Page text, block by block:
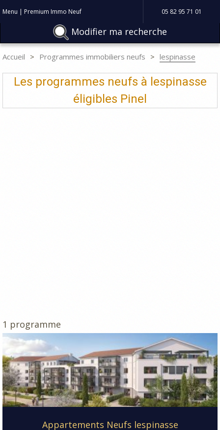
Menu | Premium Immo Neuf 05 82 95 71 01
Modifier ma recherche
Accueil Programmes immobiliers neufs lespinasse
Les programmes neufs à lespinasse
éligibles Pinel
1 programme
Appartements Neufs lespinasse